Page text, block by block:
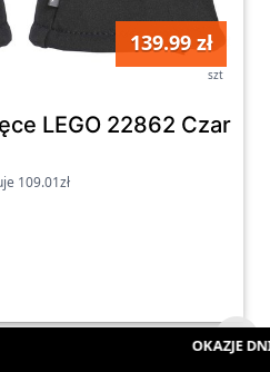
139.99 zł
szt
LEGO 22862 Czarny
109.01zł
OKAZJE DNIA